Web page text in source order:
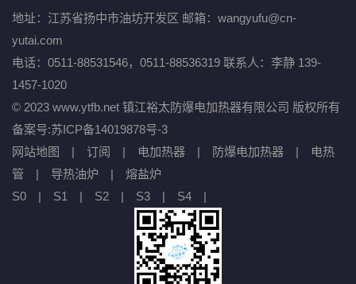
地址：江苏省扬中市油坊开发区 邮箱：wangyufu@cn-
yutai.com
电话：0511-88531546，0511-88536319 联系人：李静 139-
1457-1020
© 2023 www.ytfb.net 镇江裕太防爆电加热器有限公司 版权所有
备案号:苏ICP备14019878号-3
网站地图
| 订阅 | 电加热器 | 防爆电加热器 |
电热
管
| 导热油炉 |
熔盐炉
S0
| S1 | S2 | S3 | S4 |